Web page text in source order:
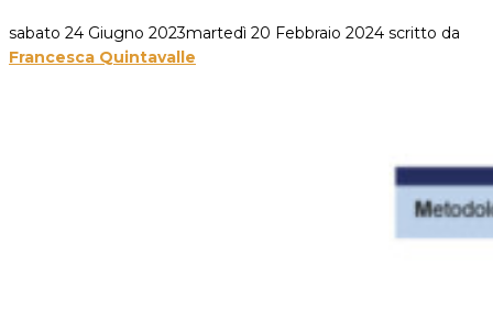
sabato 24 Giugno 2023martedì 20 Febbraio 2024 scritto da
Francesca Quintavalle